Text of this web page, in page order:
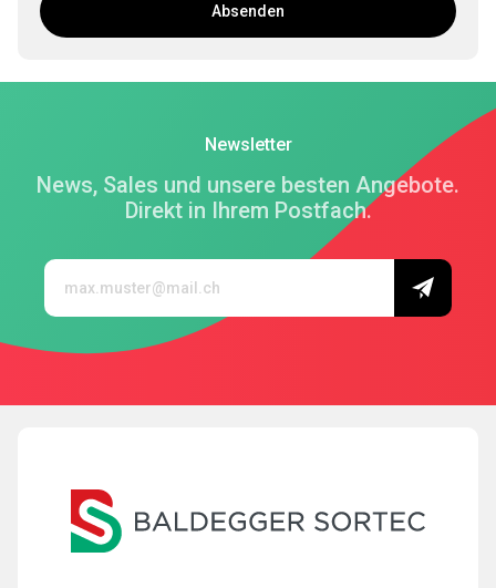
Absenden
Newsletter
News, Sales und unsere besten Angebote.
Direkt in Ihrem Postfach.